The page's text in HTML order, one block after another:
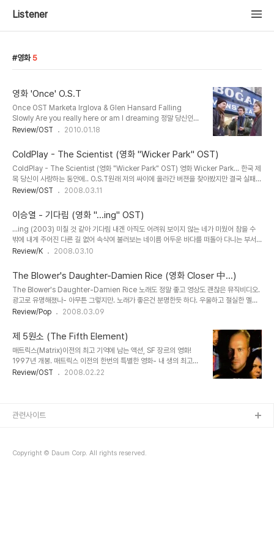
Listener
영화 5
영화 'Once' O.S.T
Once OST Marketa Irglova & Glen Hansard Falling
Slowly Are you really here or am I dreaming 정말 당신인가
요 아님 꿈을 꾸는건가요 I can't tell dreams from truth 꿈인지
you 당신을 마지막으로 본게 도대체 언제였던가요 I can hardly
remember your face anymore 이젠 그대 얼굴조차 잘 기억나지
않아요 When I get really lonely and the distance calls its
only silence 우리 사이에 놓인건 멀고 긴 침묵 뿐 I think of you
smiling wit..
Review/OST 2010.01.18
ColdPlay - The Scientist (영화 "Wicker Park" OST)
ColdPlay - The Scientist (영화 "Wicker Park" OST) 영화 Wicker Park... 한국 제
목 당신이 사랑하는 동안에.. O.S.T원래 저의 싸이에 올라간 버젼을 찾아봤지만 결국 실패
없더군요--;; http://minihp.cyworld.com/pims/main/pims_video.asp?
The Scientist Come up to meet you, tell you I'm sorry, (미안하다고 말하려고 당
신을 만나러 왔어요) You don't know how lovely you are. (당신이 얼마나 사랑스러운
지 당신은 모르는군요) I had to find yo..
Review/OST 2008.03.11
이승열 - 기다림 (영화 "...ing" OST)
...ing (2003) 미칠 것 같아 기다림 내겐 아직도 어려워 보이지 않는 네가 미웠어 참을 수
밖에 내게 주어진 다른 길 없어 속삭여 불러보는 네이름 어두운 바다를 떠돌아 다니는 부서
진 조각배위에 누윈 내 작은 몸 언젠가 그대가 날 아무 말 없이 안아 주겠죠 그 품안에 아주
힘이 들도록 쌓여간다 해도 언제가 그대가 날 아무 말 없이 안아 주겠죠 그대 나를 아무말 없
이 안아 주겠죠 그 품안에 아주 오래도록 우~ "살아있다는게 이렇게 행복한거라는거...처음
알았어..." (임수정) 임수정도 이뻐지고, 유명해지고... 정래원도 옥탑방 고양이 이후로 조금
떳나? 임수정의 헤드폰도 눈길 끌게 나오고- 정래원의 비싼..
Review/K 2008.03.10
The Blower's Daughter-Damien Rice (영화 Closer 中...)
The Blower's Daughter-Damien Rice 노래도 정말 좋고 영상도 괜찮은 뮤직비디오.
광고로 유명해졌나- 아무튼 그렇지만. 노래가 좋은건 분명한듯 하다. 우울하고 절실한 멜로
디랄까 *_* 영화 클로져의 영상도 참 좋아요 ^^ 매력적인 당신들이 나오니까 *_* Damien
Life goes easy on me Most of the time 그래요 당신이 그러리라고 말했던 것처럼
대부분의 시간동안 세상은 내게 관대하죠. And so it is The shorter story No love,
no glory No hero in her sky 그래요 그 짧은 이야..
Review/Pop 2008.03.09
제 5원소 (The Fifth Element)
매트릭스(Matrix)이전의 최고 기억에 남는 액션, SF 장르의 영화!
1997년 개봉. 매트릭스 이전의 한번의 특별한 영화- 내 생의 최고의
영화라 치면 매트릭스겠지만, 매트릭스 전까지는 이 영화였다. 이제 2
라는것을 모르고 있었다. 이 영화 덕분에 그나마 게리올드만이라는 사
캬캬캬캬!!~ 다..
Review/OST 2008.02.22
Copyright © Daum Corp. All rights reserved.
관련사이트